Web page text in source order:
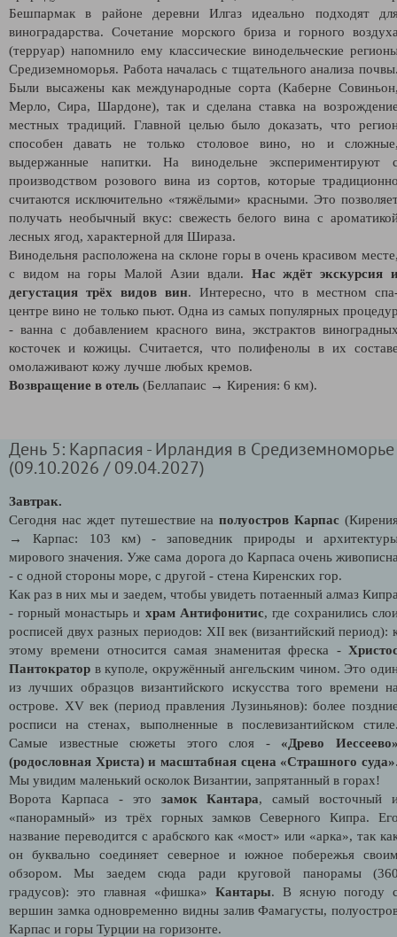
Бешпармак в районе деревни Илгаз идеально подходят
виноградарства. Сочетание морского бриза и горного
(терруар) напомнило ему классические винодельческие
Средиземноморья. Работа началась с тщательного анализа
Были высажены как международные сорта (Каберне
Мерло, Сира, Шардоне), так и сделана ставка на
местных традиций. Главной целью было доказать, что
способен давать не только столовое вино, но и
выдержанные напитки. На винодельне экспериментируют
производством розового вина из сортов, которые
считаются исключительно «тяжёлыми» красными. Это
получать необычный вкус: свежесть белого вина с
лесных ягод, характерной для Шираза.
Винодельня расположена на склоне горы в очень красивом
с видом на горы Малой Азии вдали. Нас ждёт экскурсия
дегустация трёх видов вин. Интересно, что в местном
центре вино не только пьют. Одна из самых популярных
- ванна с добавлением красного вина, экстрактов
косточек и кожицы. Считается, что полифенолы в их
омолаживают кожу лучше любых кремов.
Возвращение в отель (Беллапаис → Кирения: 6 км).
День 5: Карпасия - Ирландия в Средиземноморье
(09.10.2026 / 09.04.2027)
Завтрак.
Сегодня нас ждет путешествие наполуостров Карпас
→ Карпас: 103 км) - заповедник природы и
мирового значения. Уже сама дорога до Карпаса очень
- с одной стороны море, с другой - стена Киренских гор.
Как раз в них мы и заедем, чтобы увидеть потаенный алмаз
- горный монастырь и храм Антифонитис, где сохранились
росписей двух разных периодов: XII век (византийский период):
этому времени относится самая знаменитая фреска -
Пантократор в куполе, окружённый ангельским чином. Это
из лучших образцов византийского искусства того времени
острове. XV век (период правления Лузиньянов): более
росписи на стенах, выполненные в послевизантийском
Самые известные сюжеты этого слоя - «Древо
(родословная Христа) и масштабная сцена «Страшного суда»
Мы увидим маленький осколок Византии, запрятанный в горах!
Ворота Карпаса - это замок Кантара, самый восточный
«панорамный» из трёх горных замков Северного Кипра.
название переводится с арабского как «мост» или «арка», так
он буквально соединяет северное и южное побережья
обзором. Мы заедем сюда ради круговой панорамы
градусов): это главная «фишка» Кантары. В ясную погоду
вершин замка одновременно видны залив Фамагусты,
Карпас и горы Турции на горизонте.